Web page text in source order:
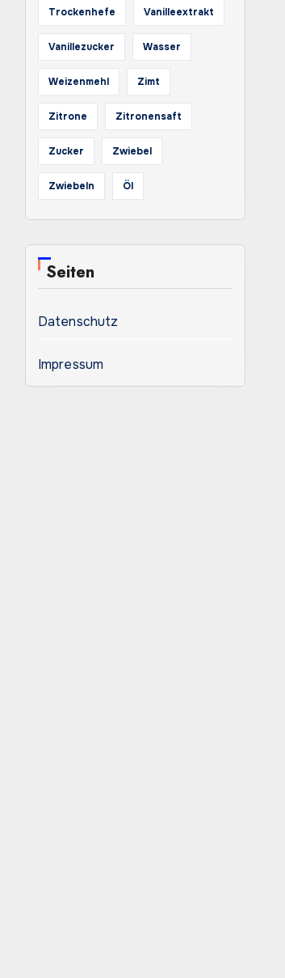
Trockenhefe Vanilleextrakt
Vanillezucker Wasser
Weizenmehl Zimt
Zitrone Zitronensaft
Zucker Zwiebel
Zwiebeln Öl
Seiten
Datenschutz
Impressum